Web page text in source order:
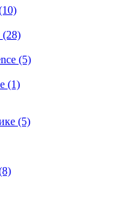
(28)
(5)
(1)
(5)